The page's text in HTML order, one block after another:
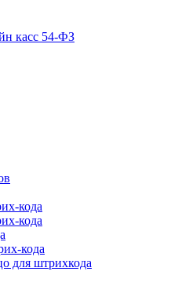
касс 54-ФЗ
кода
кода
кода
для штрихкода